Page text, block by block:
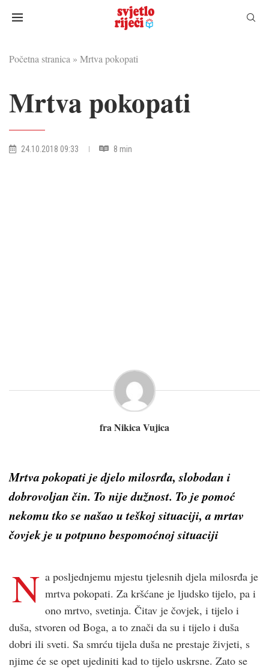
Početna stranica » Mrtva pokopati
Mrtva pokopati
24.10.2018 09:33 8 min
fra Nikica Vujica
Mrtva pokopati je djelo milosrđa, slobodan i
dobrovoljan čin. To nije dužnost. To je pomoć
nekomu tko se našao u teškoj situaciji, a mrtav
čovjek je u potpuno bespomoćnoj situaciji
N a posljednjemu mjestu tjelesnih djela milosrđa je
mrtva pokopati. Za krš­ćane je ljudsko tijelo, pa i
ono mrtvo, svetinja. Čitav je čovjek, i tijelo i
duša, stvoren od Boga, a to znači da su i tijelo i duša
dobri ili sveti. Sa smrću tijela duša ne prestaje živjeti, s
njime će se opet ujediniti kad to tijelo uskrsne. Zato se